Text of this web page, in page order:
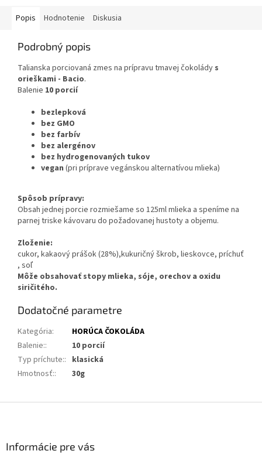
Popis Hodnotenie Diskusia
Podrobný popis
Talianska porciovaná zmes na prípravu tmavej čokolády s
orieškami - Bacio.
Balenie 10 porcií
bezlepková
bez GMO
bez farbív
bez alergénov
bez hydrogenovaných tukov
vegan (pri príprave vegánskou alternatívou mlieka)
Spôsob prípravy:
Obsah jednej porcie rozmiešame so 125ml mlieka a speníme na
parnej triske kávovaru do požadovanej hustoty a objemu.
Zloženie:
cukor, kakaový prášok (28%),kukuričný škrob, lieskovce, príchuť
, soľ
Môže obsahovať stopy mlieka, sóje, orechov a oxidu
siričitého.
Dodatočné parametre
Kategória:
HORÚCA ČOKOLÁDA
Balenie::
10 porcií
Typ príchute:: klasická
Hmotnosť:: 30g
Informácie pre vás